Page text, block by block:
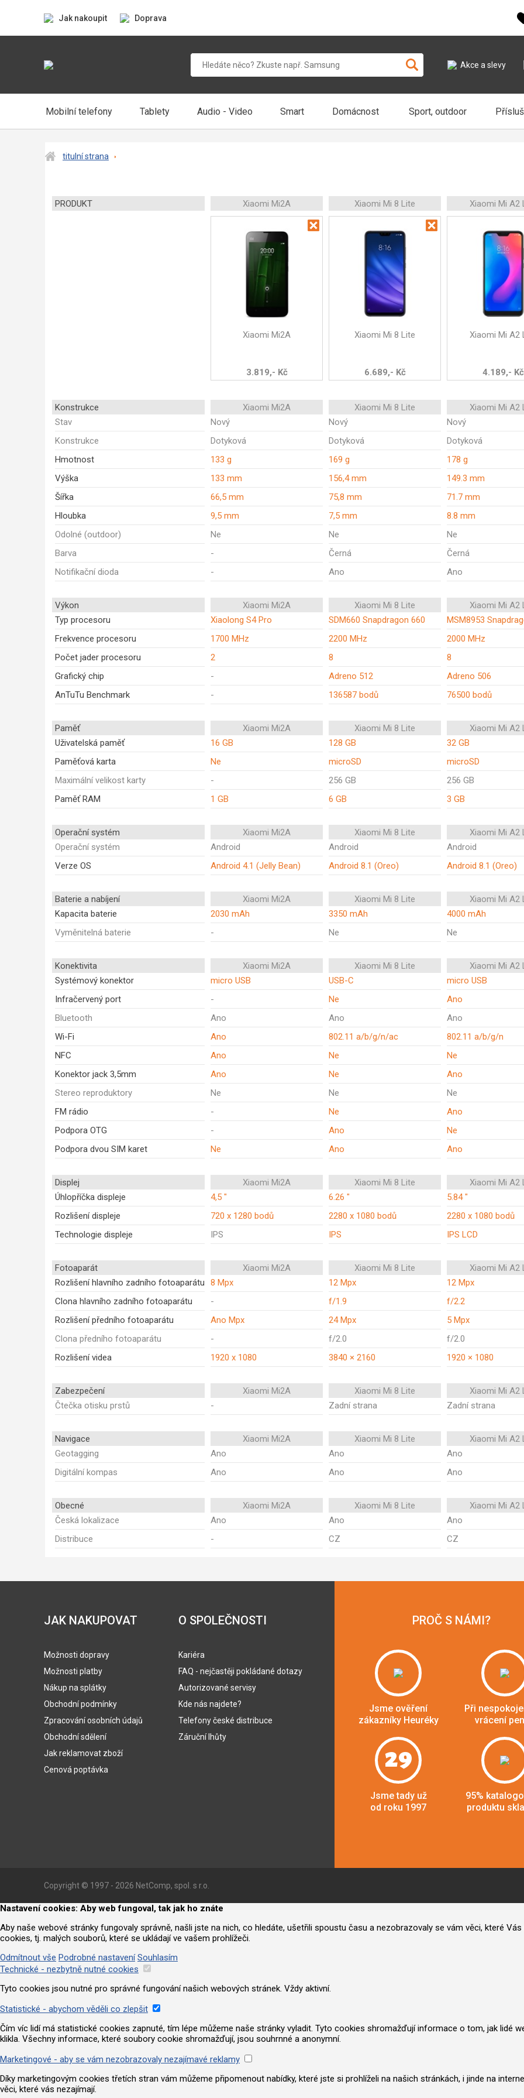
Jak nakoupit Doprava
Akce a slevy
Mobilní telefony Tablety Audio - Video Smart Domácnost Sport, outdoor
titulní strana
PRODUKT Xiaomi Mi2A Xiaomi Mi 8 Lite Xiaomi Mi A2
Xiaomi Mi2A
3.819,- Kč
Xiaomi Mi 8 Lite
6.689,- Kč
Xiaomi Mi A2
4.189,- Kč
Konstrukce Xiaomi Mi2A Xiaomi Mi 8 Lite
Xiaomi Mi A2
Stav
Nový Nový
Nový
Konstrukce
Dotyková Dotyková
Dotyková
Hmotnost
133 g 169 g
178 g
Výška
133 mm 156,4 mm
149.3 mm
Šířka
66,5 mm 75,8 mm
71.7 mm
Hloubka
9,5 mm 7,5 mm
8.8 mm
Odolné (outdoor)
Ne Ne
Ne
Barva
- Černá
Černá
Notifikační dioda
- Ano Ano
Výkon Xiaomi Mi2A Xiaomi Mi 8 Lite
Xiaomi Mi A2
Typ procesoru
Xiaolong S4 Pro SDM660 Snapdragon 660
MSM8953
Frekvence procesoru
1700 MHz 2200 MHz
2000 MHz
Počet jader procesoru
2 8
8
Grafický chip
- Adreno 512
Adreno 506
AnTuTu Benchmark
- 136587 bodů 76500 bodů
Paměť Xiaomi Mi2A Xiaomi Mi 8 Lite
Xiaomi Mi A2
Uživatelská paměť
16 GB 128 GB
32 GB
Paměťová karta
Ne microSD
microSD
Maximální velikost karty
- 256 GB
256 GB
Paměť RAM
1 GB 6 GB 3 GB
Operační systém Xiaomi Mi2A Xiaomi Mi 8 Lite
Xiaomi Mi A2
Operační systém
Android Android
Android
Verze OS
Android 4.1 (Jelly Bean) Android 8.1 (Oreo) Android 8.1 (Oreo)
Baterie a nabíjení Xiaomi Mi2A Xiaomi Mi 8 Lite
Xiaomi Mi A2
Kapacita baterie
2030 mAh 3350 mAh
4000 mAh
Vyměnitelná baterie
- Ne Ne
Konektivita Xiaomi Mi2A Xiaomi Mi 8 Lite
Xiaomi Mi A2
Systémový konektor
micro USB USB-C
micro USB
Infračervený port
- Ne
Ano
Bluetooth
Ano Ano
Ano
Wi-Fi
Ano 802.11 a/b/g/n/ac
802.11 a/b/g/n
NFC
Ano Ne
Ne
Konektor jack 3,5mm
Ano Ne
Ano
Stereo reproduktory
Ne Ne
Ne
FM rádio
- Ne
Ano
Podpora OTG
- Ano
Ne
Podpora dvou SIM karet
Ne Ano Ano
Displej Xiaomi Mi2A Xiaomi Mi 8 Lite
Xiaomi Mi A2
Úhlopříčka displeje
4,5 " 6.26 "
5.84 "
Rozlišení displeje
720 x 1280 bodů 2280 x 1080 bodů
2280 x 1080 bodů
Technologie displeje
IPS IPS IPS LCD
Fotoaparát Xiaomi Mi2A Xiaomi Mi 8 Lite
Xiaomi Mi A2
Rozlišení hlavního zadního fotoaparátu
8 Mpx 12 Mpx
12 Mpx
Clona hlavního zadního fotoaparátu
- f/1.9
f/2.2
Rozlišení předního fotoaparátu
Ano Mpx 24 Mpx
5 Mpx
Clona předního fotoaparátu
- f/2.0
f/2.0
Rozlišení videa
1920 x 1080 3840 × 2160 1920 × 1080
Zabezpečení Xiaomi Mi2A Xiaomi Mi 8 Lite
Xiaomi Mi A2
Čtečka otisku prstů
- Zadní strana Zadní strana
Navigace Xiaomi Mi2A Xiaomi Mi 8 Lite
Xiaomi Mi A2
Geotagging
Ano Ano
Ano
Digitální kompas
Ano Ano Ano
Obecné Xiaomi Mi2A Xiaomi Mi 8 Lite
Xiaomi Mi A2
Česká lokalizace
Ano Ano
Ano
Distribuce
- CZ CZ
JAK NAKUPOVAT
Možnosti dopravy
Možnosti platby
Nákup na splátky
Obchodní podmínky
Zpracování osobních údajů
Obchodní sdělení
Jak reklamovat zboží
Cenová poptávka
O SPOLEČNOSTI
Kariéra
FAQ - nejčastěji pokládané dotazy
Autorizované servisy
Kde nás najdete?
Telefony české distribuce
Záruční lhůty
PROČ S NÁMI?
Jsme ověření
zákazníky Heuréky
Při
vrácení
29
Jsme tady už
od roku 1997
95%
produktu
Copyright © 1997 - 2026 NetComp, spol. s r.o.
Nastavení cookies: Aby web fungoval, tak jak ho znáte
Aby naše webové stránky fungovaly správně, našli jste na nich, co hledáte, ušetřili spoustu času a nezobrazovaly se vám věci, které
cookies, tj. malých souborů, které se ukládají ve vašem prohlížeči.
Odmítnout vše Podrobné nastavení Souhlasím
Technické - nezbytně nutné cookies
Tyto cookies jsou nutné pro správné fungování našich webových stránek. Vždy aktivní.
Statistické - abychom věděli co zlepšit
Čím víc lidí má statistické cookies zapnuté, tím lépe můžeme naše stránky vyladit. Tyto cookies shromažďují informace o tom, jak lidé
klikla. Všechny informace, které soubory cookie shromažďují, jsou souhrnné a anonymní.
Marketingové - aby se vám nezobrazovaly nezajímavé reklamy
Díky marketingovým cookies třetích stran vám můžeme připomenout nabídky, které jste si prohlíželi na našich stránkách, i jinde na
věci, které vás nezajímají.